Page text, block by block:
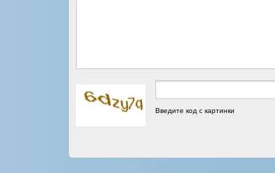
Введите код с картинки